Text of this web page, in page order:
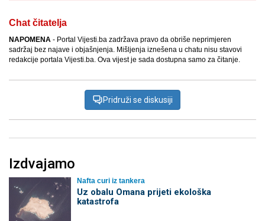
Chat čitatelja
NAPOMENA - Portal Vijesti.ba zadržava pravo da obriše neprimjeren
sadržaj bez najave i objašnjenja. Mišljenja iznešena u chatu nisu stavovi
redakcije portala Vijesti.ba. Ova vijest je sada dostupna samo za čitanje.
Pridruži se diskusiji
Izdvajamo
Nafta curi iz tankera
Uz obalu Omana prijeti ekološka
katastrofa